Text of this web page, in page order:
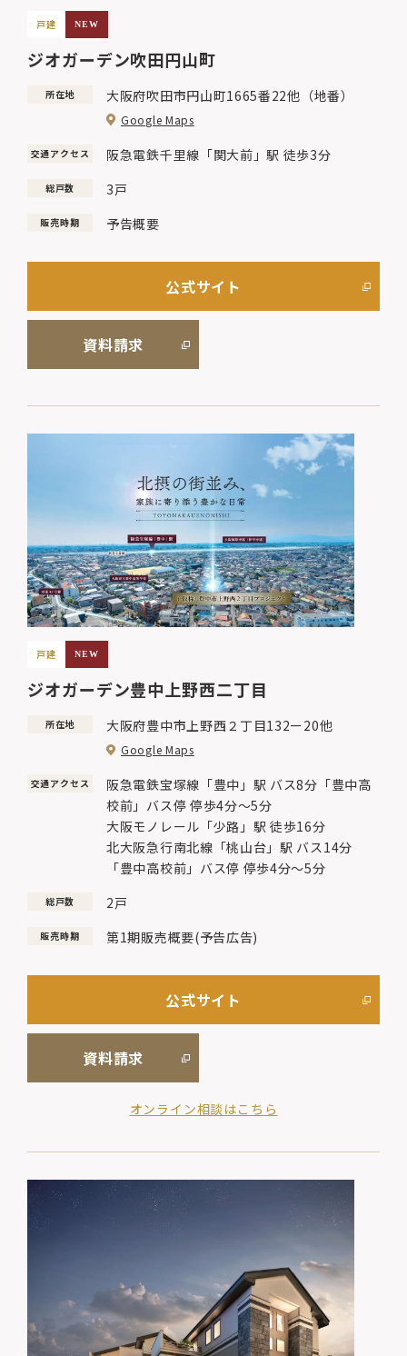
戸建 NEW
ジオガーデン吹田円山町
所在地 大阪府吹田市円山町1665番22他（地番）
Google Maps
交通アクセス 阪急電鉄千里線「関大前」駅 徒歩3分
総戸数 3戸
販売時期 予告概要
公式サイト
資料請求
戸建 NEW
ジオガーデン豊中上野西二丁目
所在地 大阪府豊中市上野西２丁目132ー20他
Google Maps
交通アクセス
阪急電鉄宝塚線「豊中」駅 バス8分「豊中高
校前」バス停 停歩4分〜5分
大阪モノレール「少路」駅 徒歩16分
北大阪急行南北線「桃山台」駅 バス14分
「豊中高校前」バス停 停歩4分〜5分
総戸数 2戸
販売時期 第1期販売概要(予告広告)
公式サイト
資料請求
オンライン相談はこちら